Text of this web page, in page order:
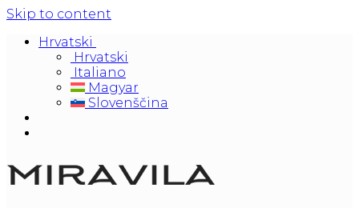
Skip to content
Hrvatski
Hrvatski
Italiano
Magyar
Slovenščina